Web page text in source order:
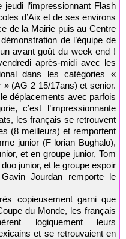
l’impressionnant Flash
d’Aix et de ses environs
de la Mairie puis au Centre
de l’équipe de
avant goût du week end !
après-midi avec les
dans les catégories «
(AG 2 15/17ans) et senior.
déplacements avec parfois
c’est l’impressionnante
les français se retrouvent
(8 meilleurs) et remportent
junior (F lorian Bughalo),
et en groupe junior, Tom
junior, et le groupe espoir
Jourdan remporte le
copieusement garni que
du Monde, les français
logiquement leurs
et se retrouvaient en